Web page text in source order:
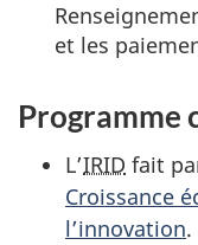
et les
Programme
L’IRID fait
Croissance
l’innovation.